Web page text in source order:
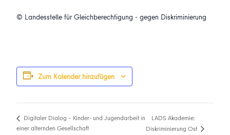
© Landesstelle für Gleichberechtigung - gegen Diskriminierung
Zum Kalender hinzufügen
Digitaler Dialog – Kinder- und Jugendarbeit in
einer alternden Gesellschaft
LADS Akademie:
Diskriminierung Ost